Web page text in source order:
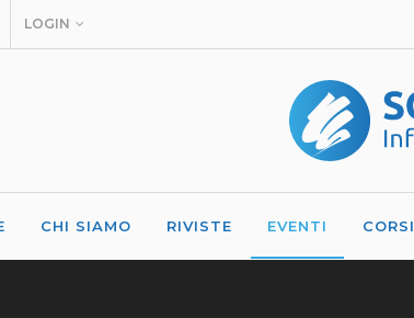
LOGIN
CHI SIAMO RIVISTE EVENTI CORSI